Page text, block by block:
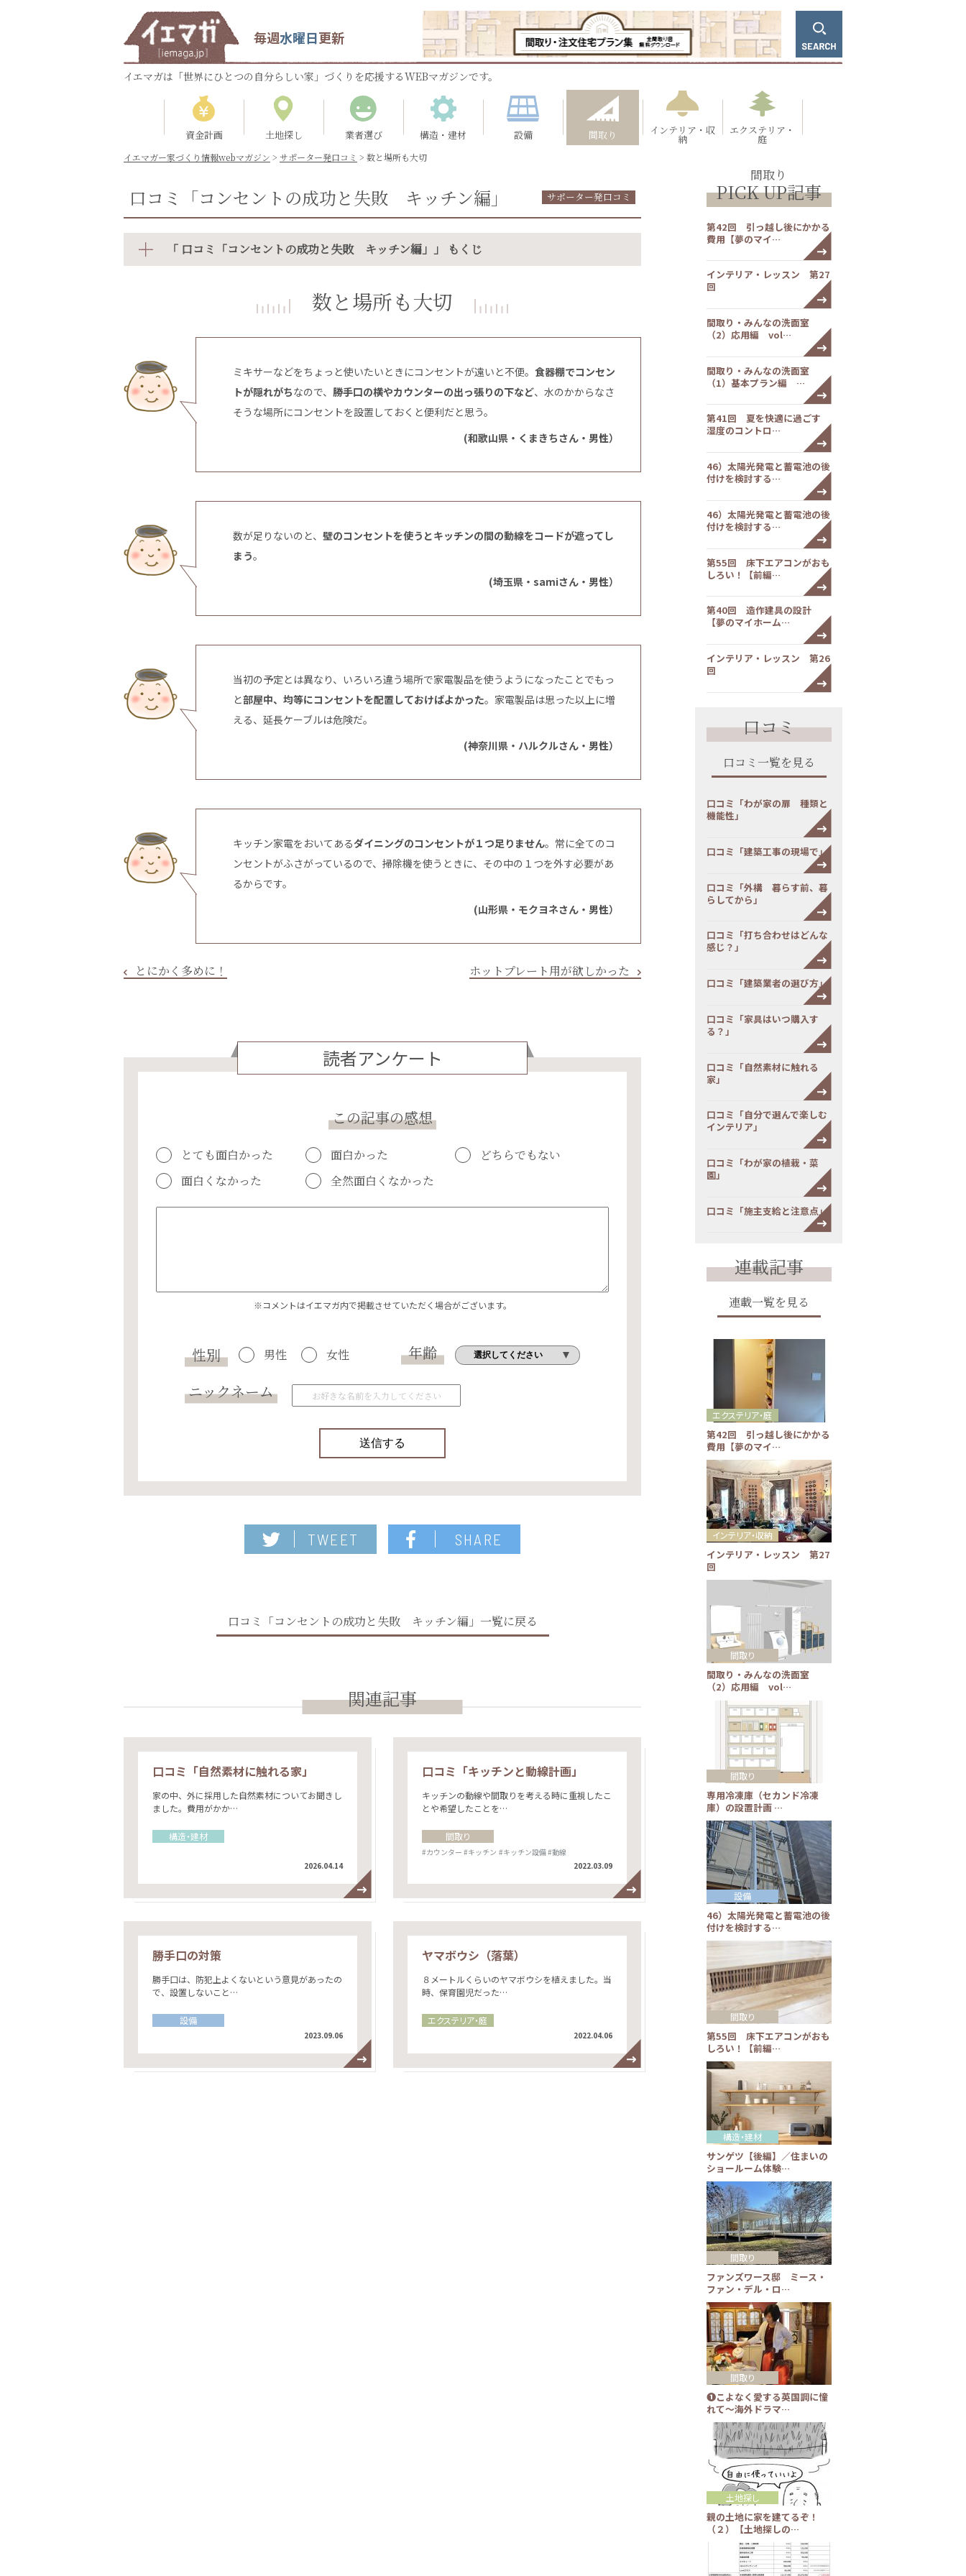
毎週水曜日更新
イエマガは「世界にひとつの自分らしい家」づくりを応援するWEBマガジンです。
資金計画 土地探し 業者選び 構造・建材 設備 間取り インテリア・収
納
エクステリア・
庭
イエマガー家づくり情報webマガジン > サポーター発口コミ > 数と場所も大切
口コミ「コンセントの成功と失敗 キッチン編」 サポーター発口コミ
「 口コミ「コンセントの成功と失敗 キッチン編」」 もくじ
数と場所も大切
ミキサーなどをちょっと使いたいときにコンセントが遠いと不便。 食器棚でコンセン
トが隠れがちなので、 勝手口の横やカウンターの出っ張りの下など、水のかからなさ
そうな場所にコンセントを設置しておくと便利だと思う。
(和歌山県・くまきちさん・男性）
数が足りないのと、 壁のコンセントを使うとキッチンの間の動線をコードが遮ってし
まう。
(埼玉県・samiさん・男性）
当初の予定とは異なり、いろいろ違う場所で家電製品を使うようになったことでもっ
と部屋中、均等にコンセントを配置しておけばよかった。家電製品は思った以上に増
える、延長ケーブルは危険だ。
(神奈川県・ハルクルさん・男性）
キッチン家電をおいてあるダイニングのコンセントが１つ足りません。常に全てのコ
ンセントがふさがっているので、掃除機を使うときに、その中の１つを外す必要があ
るからです。
(山形県・モクヨネさん・男性）
とにかく多めに！ ホットプレート用が欲しかった
読者アンケート
この記事の感想
とても面白かった 面白かった
どちらでもない
面白くなかった
全然面白くなかった
※コメントはイエマガ内で掲載させていただく場合がございます。
性別 男性 女性
年齢
ニックネーム
TWEET SHARE
口コミ「コンセントの成功と失敗 キッチン編」一覧に戻る
関連記事
口コミ「自然素材に触れる家」
家の中、外に採用した自然素材についてお聞きし
ました。費用がかか…
構造・建材
2026.04.14
口コミ「キッチンと動線計画」
キッチンの動線や間取りを考える時に重視したこ
とや希望したことを…
間取り
#カウンター #キッチン #キッチン設備#動線
2022.03.09
勝手口の対策
勝手口は、防犯上よくないという意見があったの
で、設置しないこと…
設備
2023.09.06
ヤマボウシ（落葉）
８メートルくらいのヤマボウシを植えました。当
時、保育園児だった…
エクステリア・庭
2022.04.06
間取り
PICK UP記事
第42回 引っ越し後にかかる
費用【夢のマイ…
インテリア・レッスン 第27
回
間取り・みんなの洗面室
（2）応用編 vol…
間取り・みんなの洗面室
（1）基本プラン編 …
第41回 夏を快適に過ごす
湿度のコントロ…
46）太陽光発電と蓄電池の後
付けを検討する…
46）太陽光発電と蓄電池の後
付けを検討する…
第55回 床下エアコンがおも
しろい！【前編…
第40回 造作建具の設計
【夢のマイホーム…
インテリア・レッスン 第26
回
口コミ
口コミ一覧を見る
口コミ「わが家の扉 種類と
機能性」
口コミ「建築工事の現場で」
口コミ「外構 暮らす前、暮
らしてから」
口コミ「打ち合わせはどんな
感じ？」
口コミ「建築業者の選び方」
口コミ「家具はいつ購入す
る？」
口コミ「自然素材に触れる
家」
口コミ「自分で選んで楽しむ
インテリア」
口コミ「わが家の植栽・菜
園」
口コミ「施主支給と注意点」
連載記事
連載一覧を見る
第42回 引っ越し後にかかる
費用【夢のマイ…
エクステリア・庭
インテリア・レッスン 第27
回
インテリア・収納
間取り・みんなの洗面室
（2）応用編 vol…
間取り
専用冷凍庫（セカンド冷凍
庫）の設置計画 …
間取り
46）太陽光発電と蓄電池の後
付けを検討する…
設備
第55回 床下エアコンがおも
しろい！【前編…
間取り
サンゲツ【後編】／住まいの
ショールーム体験…
構造・建材
ファンズワース邸 ミース・
ファン・デル・ロ…
間取り
❶こよなく愛する英国調に憧
れて～海外ドラマ…
間取り
親の土地に家を建てるぞ！
（２）【土地探しの…
土地探し